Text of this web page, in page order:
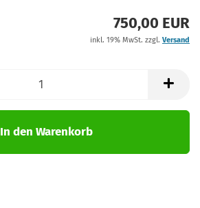
750,00 EUR
inkl. 19% MwSt. zzgl. Versand
In den Warenkorb